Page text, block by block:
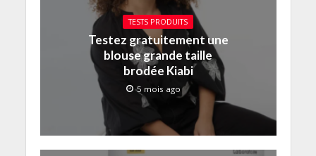
TESTS PRODUITS
Testez gratuitement une
blouse grande taille
brodée Kiabi
5 mois ago